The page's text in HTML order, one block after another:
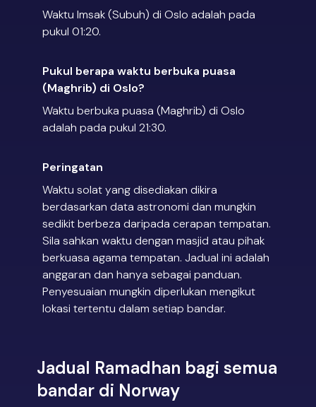
Waktu Imsak (Subuh) di Oslo adalah pada
pukul 01:20.
Pukul berapa waktu berbuka puasa
(Maghrib) di Oslo?
Waktu berbuka puasa (Maghrib) di Oslo
adalah pada pukul 21:30.
Peringatan
Waktu solat yang disediakan dikira
berdasarkan data astronomi dan mungkin
sedikit berbeza daripada cerapan tempatan.
Sila sahkan waktu dengan masjid atau pihak
berkuasa agama tempatan. Jadual ini adalah
anggaran dan hanya sebagai panduan.
Penyesuaian mungkin diperlukan mengikut
lokasi tertentu dalam setiap bandar.
Jadual Ramadhan bagi semua
bandar di Norway